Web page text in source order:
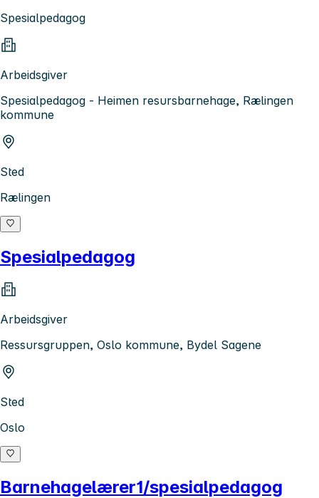
Spesialpedagog
Arbeidsgiver
Spesialpedagog - Heimen resursbarnehage, Rælingen
kommune
Sted
Rælingen
Spesialpedagog
Arbeidsgiver
Ressursgruppen, Oslo kommune, Bydel Sagene
Sted
Oslo
Barnehagelærer1/spesialpedagog